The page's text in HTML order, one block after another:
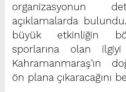
organizasyonun
açıklamalarda
büyük etkinliğin
sporlarına olan ilgiyi
Kahramanmaraş’ın
ön plana çıkaracağını